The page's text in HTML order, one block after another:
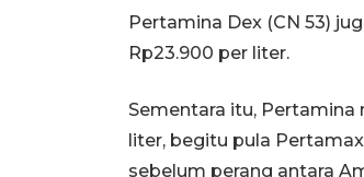
Pertamina Dex (CN 53)
Rp23.900 per liter.
Sementara itu, Pertamina
liter, begitu pula
sebelum perang antara